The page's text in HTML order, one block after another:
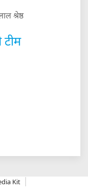
श्रेष्ठ
टीम
Kit